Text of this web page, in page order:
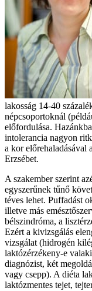
lakosság 14-40
népcsoportoknál
előfordulása.
intolerancia nagyon
a kor előrehaladásával
Erzsébet.
A szakember szerint
egyszerűnek tűnő
téves lehet. Puffadást
illetve más
bélszindróma, a
Ezért a kivizsgálás
vizsgálat (hidrogén
laktózérzékeny-e
diagnózist, két
vagy csepp). A diéta
laktózmentes tejet,